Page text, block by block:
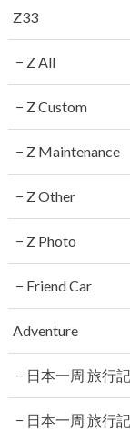
Z33
Z All
Z Custom
Z Maintenance
Z Other
Z Photo
Friend Car
Adventure
日本一周 旅行
日本一周 旅行記